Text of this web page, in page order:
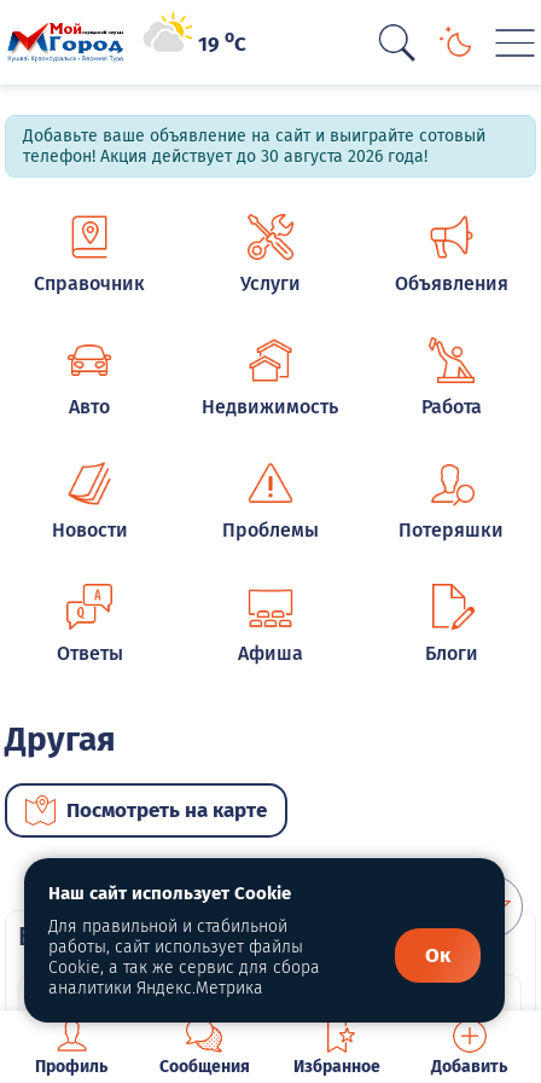
19oC
Добавьте ваше объявление на сайт и выиграйте сотовый
телефон! Акция действует до 30 августа 2026 года!
Справочник Услуги Объявления
Авто Недвижимость Работа
Новости Проблемы Потеряшки
Ответы Афиша Блоги
Другая
Посмотреть на карте
ВИП автомобили
Профиль Сообщения Избранное Добавить
Наш сайт использует Cookie
Для правильной и стабильной
работы, сайт использует файлы
Cookie, а так же сервис для сбора
аналитики Яндекс.Метрика
Ок